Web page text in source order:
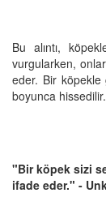
Bu alıntı,
vurgularken,
eder. Bir köpekle
boyunca hissedilir.
"Bir köpek sizi
ifade eder." -